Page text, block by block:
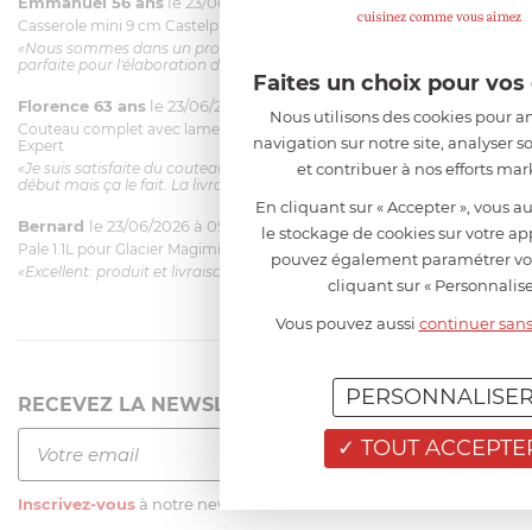
Casserole mini 9 cm Castelpro 5 ply poignée fixe
«Nous sommes dans un produit de haute qualité. Cette casserole est
parfaite pour l'élaboration des sauces et vient complé...»
Florence 63 ans le 23/06/2026 à 11:17
Couteau complet avec lame, joint & écrou pour le robot cuiseur Cook
Expert
«Je suis satisfaite du couteau Magimix. L'écrou est un peu dur au
début mais ça le fait. La livraison a été très rapide. ...»
Bernard le 23/06/2026 à 09:43
Pale 1.1L pour Glacier Magimix 11031/121/123/124
«Excellent: produit et livraison»
RECEVEZ LA NEWSLETTER
Inscrivez-vous à notre newsletter
Faites un choix pour vos
Nous utilisons des cookies pour
navigation sur notre site, analyser
et contribuer à nos efforts
En cliquant sur « Accepter », vous
le stockage de cookies sur votre
pouvez également paramétrer
cliquant sur «
Vous pouvez aussi continuer
TOUT